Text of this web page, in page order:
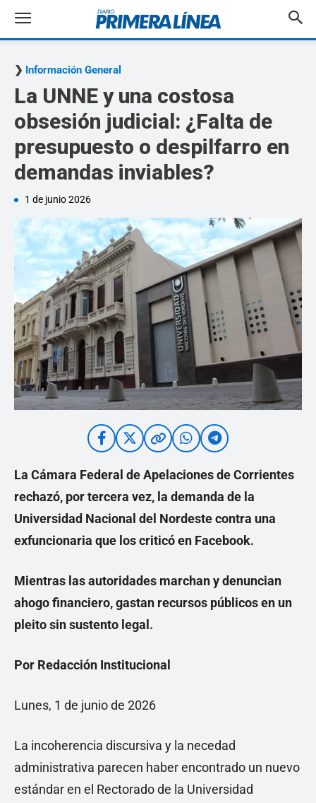
Información General
La UNNE y una costosa
obsesión judicial: ¿Falta de
presupuesto o despilfarro en
demandas inviables?
1 de junio 2026
La Cámara Federal de Apelaciones de Corrientes
rechazó, por tercera vez, la demanda de la
Universidad Nacional del Nordeste contra una
exfuncionaria que los criticó en Facebook.
Mientras las autoridades marchan y denuncian
ahogo financiero, gastan recursos públicos en un
pleito sin sustento legal.
Por Redacción Institucional
Lunes, 1 de junio de 2026
La incoherencia discursiva y la necedad
administrativa parecen haber encontrado un nuevo
estándar en el Rectorado de la Universidad